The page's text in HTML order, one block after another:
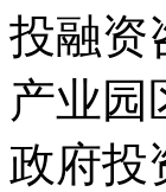
投融资
产业园
政府投